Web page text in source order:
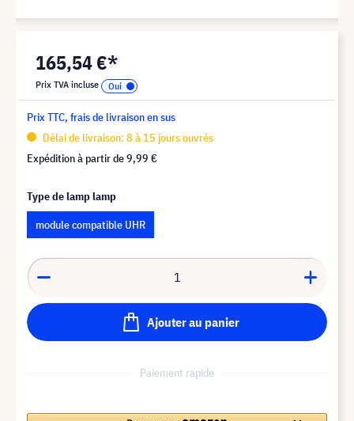
165,54 €*
Prix TVA incluse
Prix TTC, frais de livraison en sus
Délai de livraison: 8 à 15 jours ouvrés
Expédition à partir de9,99 €
Type de lamp lamp
module compatible UHR
Ajouter au panier
Paiement rapide